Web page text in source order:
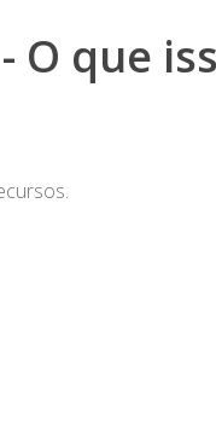
O que